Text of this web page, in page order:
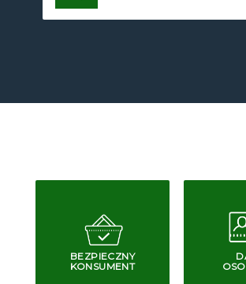
BEZPIECZNY
KONSUMENT